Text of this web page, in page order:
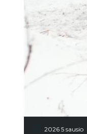
2026 5 sausio